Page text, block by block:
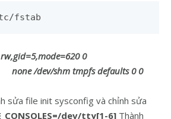
fstab
0
tmpfs defaults 0 0
sửa file init sysconfig và chỉnh sửa
dev/tty[1-6] Thành